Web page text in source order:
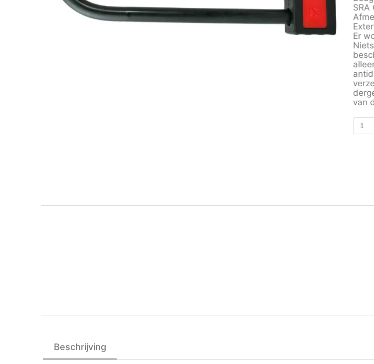
SRA
Er
van
Beschrijving